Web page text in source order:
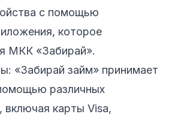
с помощью
которое
МКК «Забирай».
«Забирай займ» принимает
различных
включая карты Visa,